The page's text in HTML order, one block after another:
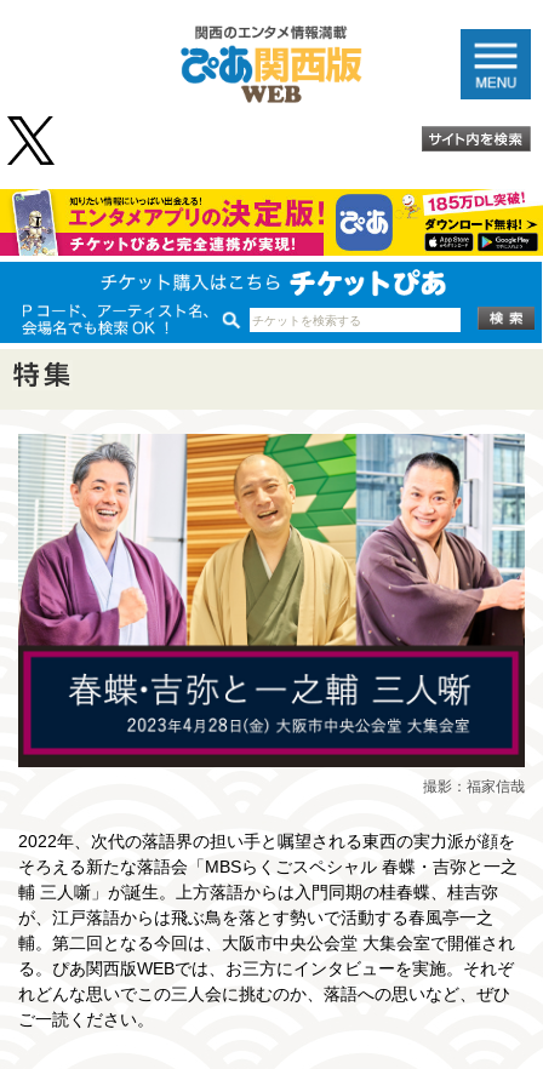
撮影：福家信哉
2022年、次代の落語界の担い手と嘱望される東西の実力派が顔を
そろえる新たな落語会「MBSらくごスペシャル 春蝶・吉弥と一之
輔 三人噺」が誕生。上方落語からは入門同期の桂春蝶、桂吉弥
が、江戸落語からは飛ぶ鳥を落とす勢いで活動する春風亭一之
輔。第二回となる今回は、大阪市中央公会堂 大集会室で開催され
る。ぴあ関西版WEBでは、お三方にインタビューを実施。それぞ
れどんな思いでこの三人会に挑むのか、落語への思いなど、ぜひ
ご一読ください。